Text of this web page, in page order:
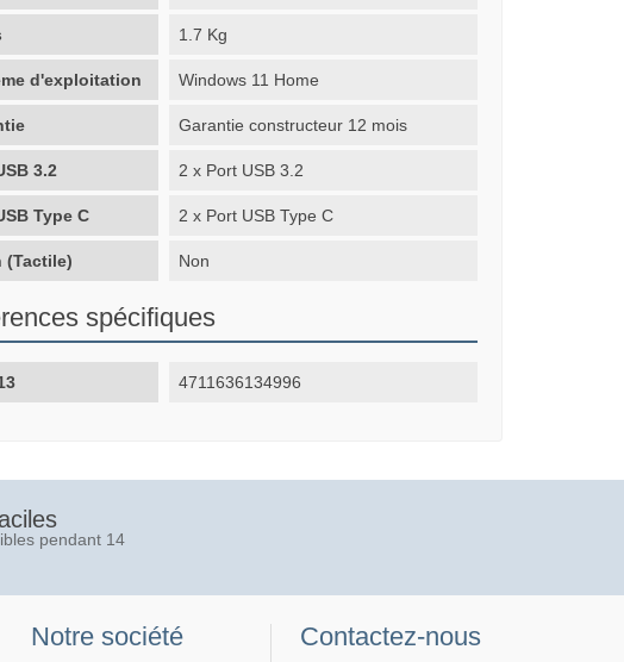
1.7 Kg
d'exploitation Windows 11 Home
Garantie constructeur 12 mois
3.2 2 x Port USB 3.2
Type C 2 x Port USB Type C
(Tactile) Non
spécifiques
4711636134996
pendant 14
Notre société Contactez-nous